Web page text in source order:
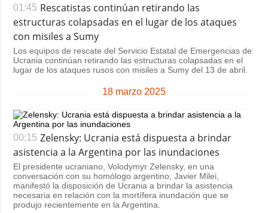
01:45 Rescatistas continúan retirando las
estructuras colapsadas en el lugar de los ataques
con misiles a Sumy
Los equipos de rescate del Servicio Estatal de Emergencias de
Ucrania continúan retirando las estructuras colapsadas en el
lugar de los ataques rusos con misiles a Sumy del 13 de abril.
18 marzo 2025
00:15 Zelensky: Ucrania está dispuesta a brindar
asistencia a la Argentina por las inundaciones
El presidente ucraniano, Volodymyr Zelensky, en una
conversación con su homólogo argentino, Javier Milei,
manifestó la disposición de Ucrania a brindar la asistencia
necesaria en relación con la mortífera inundación que se
produjo recientemente en la Argentina.